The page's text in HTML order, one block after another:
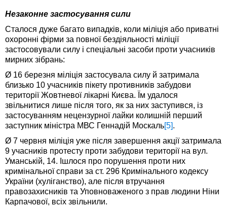
Незаконне застосування сили
Сталося дуже багато випадків, коли міліція або приватні
охоронні фірми за повної бездіяльності міліції
застосовували силу і спеціальні засоби проти учасників
мирних зібрань:
Ø 16 березня міліція застосувала силу й затримала
близько 10 учасників пікету противників забудови
території Жовтневої лікарні Києва. Їм удалося
звільнитися лише після того, як за них заступився, із
застосуванням нецензурної лайки колишній перший
заступник міністра МВС Геннадій Москаль[5].
Ø 7 червня міліція уже після завершення акції затримала
9 учасників протесту проти забудови території на вул.
Уманській, 14. Ішлося про порушення проти них
кримінальної справи за ст. 296 Кримінального кодексу
України (хуліганство), але після втручання
правозахисників та Уповноваженого з прав людини Ніни
Карпачової, всіх звільнили.